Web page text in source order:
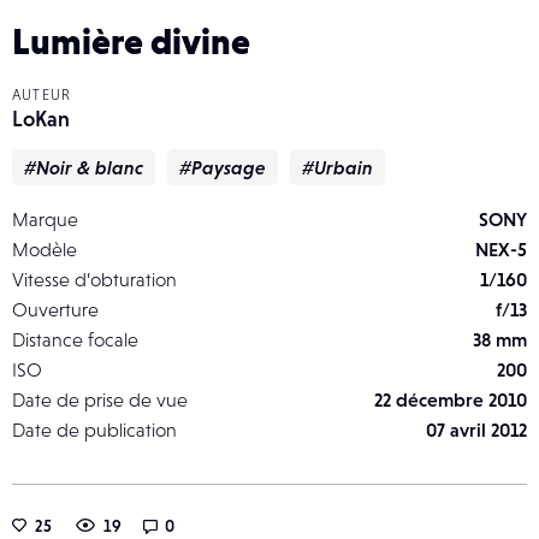
Lumière divine
AUTEUR
LoKan
#Noir & blanc #Paysage #Urbain
Marque
SONY
Modèle
NEX-5
Vitesse d’obturation
1/160
Ouverture
f/13
Distance focale
38 mm
ISO
200
Date de prise de vue
22 décembre 2010
Date de publication
07 avril 2012
25 19 0